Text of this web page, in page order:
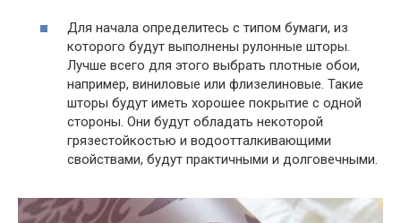
Для начала определитесь с типом бумаги, из
которого будут выполнены рулонные шторы.
Лучше всего для этого выбрать плотные обои,
например, виниловые или флизелиновые. Такие
шторы будут иметь хорошее покрытие с одной
стороны. Они будут обладать некоторой
грязестойкостью и водоотталкивающими
свойствами, будут практичными и долговечными.